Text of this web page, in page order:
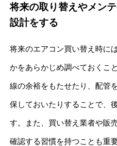
将来の取り替えやメン
設計をする
将来のエアコン買い替え時に
かをあらかじめ調べておくこ
線の余裕をもたせたり、配管
保しておいたりすることで、
す。また、買い替え業者や販
確認する習慣を持つことも重要